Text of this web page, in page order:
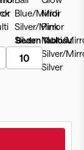
Beden Tablosu
10